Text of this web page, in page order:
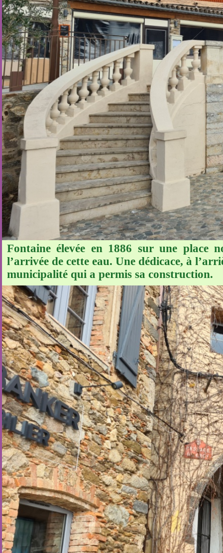
Fontaine élevée en 1886 sur une place
l’arrivée de cette eau. Une dédicace, à
municipalité qui a permis sa construction.